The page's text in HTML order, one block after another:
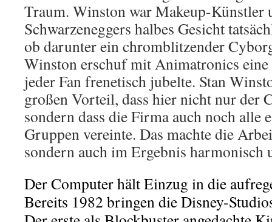
Traum. Winston war Makeup-Künstler
Schwarzeneggers halbes Gesicht
ob darunter ein chromblitzender
Winston erschuf mit Animatronics
jeder Fan frenetisch jubelte. Stan
großen Vorteil, dass hier nicht nur der
sondern dass die Firma auch noch alle
Gruppen vereinte. Das machte die
sondern auch im Ergebnis harmonisch
Der Computer hält Einzug in die
Bereits 1982 bringen die Disney-